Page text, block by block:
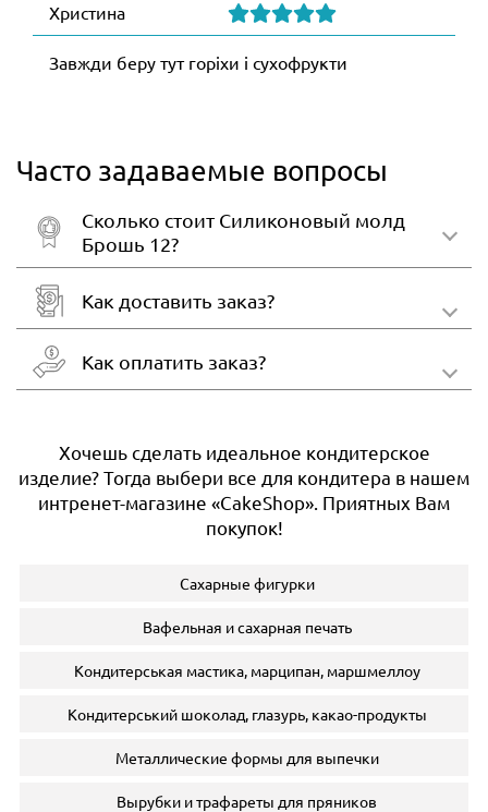
Христина
Завжди беру тут горіхи і сухофрукти
Часто задаваемые вопросы
Сколько стоит Силиконовый молд
Брошь 12?
Как доставить заказ?
Как оплатить заказ?
Хочешь сделать идеальное кондитерское
изделие? Тогда выбери все для кондитера в нашем
интренет-магазине «CakeShop». Приятных Вам
покупок!
Сахарные фигурки
Вафельная и сахарная печать
Кондитерськая мастика, марципан, маршмеллоу
Кондитерський шоколад, глазурь, какао-продукты
Металлические формы для выпечки
Вырубки и трафареты для пряников